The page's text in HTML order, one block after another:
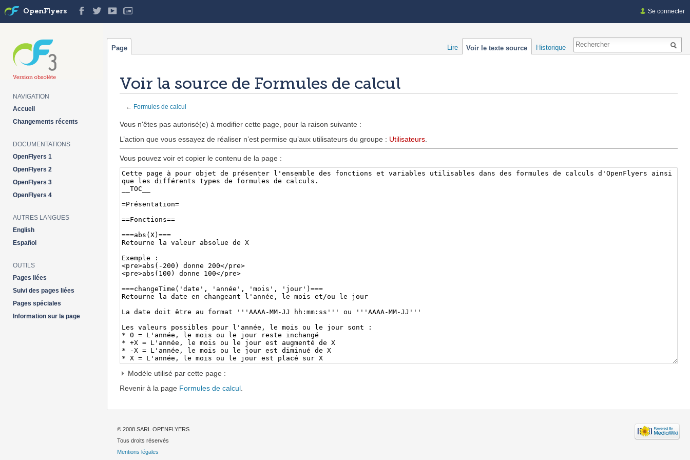
Voir la source de Formules de calcul
← Formules de calcul
Vous n'êtes pas autorisé(e) à modifier cette page, pour la raison suivante :
L’action que vous essayez de réaliser n’est permise qu’aux utilisateurs du groupe : Utilisateurs.
Vous pouvez voir et copier le contenu de la page :
Modèle utilisé par cette page :
Revenir à la page Formules de calcul.
Se connecter
Page Lire Voir le texte source Historique
OpenFlyers
NAVIGATION
Accueil
Changements récents
DOCUMENTATIONS
OpenFlyers 1
OpenFlyers 2
OpenFlyers 3
OpenFlyers 4
AUTRES LANGUES
English
Español
OUTILS
Pages liées
Suivi des pages liées
Pages spéciales
Information sur la page
© 2008 SARL OPENFLYERS
Tous droits réservés
Mentions légales